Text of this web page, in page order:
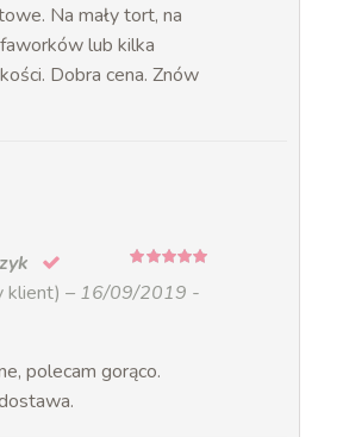
Na mały tort, na
lub kilka
Dobra cena. Znów
klient) – 16/09/2019 -
polecam gorąco.